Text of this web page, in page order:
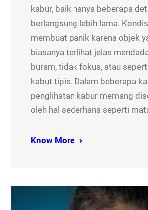
kabur, baik hanya beberapa
berlangsung lebih lama.
membuat panik karena objek
biasanya terlihat jelas
buram, tidak fokus, atau
kabut tipis. Dalam beberapa
penglihatan kabur memang
oleh hal sederhana seperti
Know More